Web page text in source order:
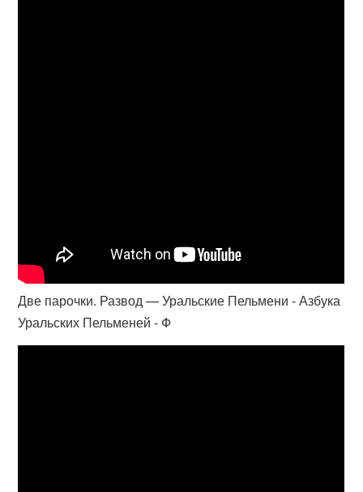
Две парочки. Развод — Уральские Пельмени - Азбука
Уральских Пельменей - Ф